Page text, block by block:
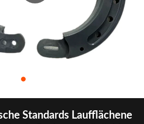
Standards Laufflächene